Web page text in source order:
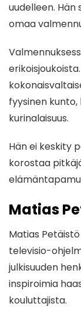
uudelleen.
omaa
fyysinen kunto,
kurinalaisuus.
Hän ei keskity
korostaa
Matias
Matias
televisio-
julkisuuden
inspiroimia
kouluttajista.